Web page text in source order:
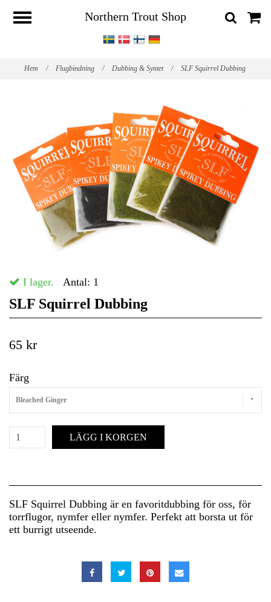
Northern Trout Shop
Hem / Flugbindning / Dubbing & Syntet / SLF Squirrel Dubbing
I lager. Antal: 1
SLF Squirrel Dubbing
65 kr
Färg
Bleached Ginger
LÄGG I KORGEN
SLF Squirrel Dubbing är en favoritdubbing för oss, för
torrflugor, nymfer eller nymfer. Perfekt att borsta ut för
ett burrigt utseende.